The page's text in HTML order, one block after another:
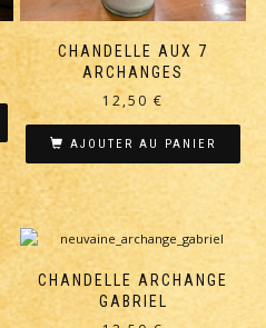
CHANDELLE AUX 7
ARCHANGES
12,50 €
AJOUTER AU PANIER
CHANDELLE ARCHANGE
GABRIEL